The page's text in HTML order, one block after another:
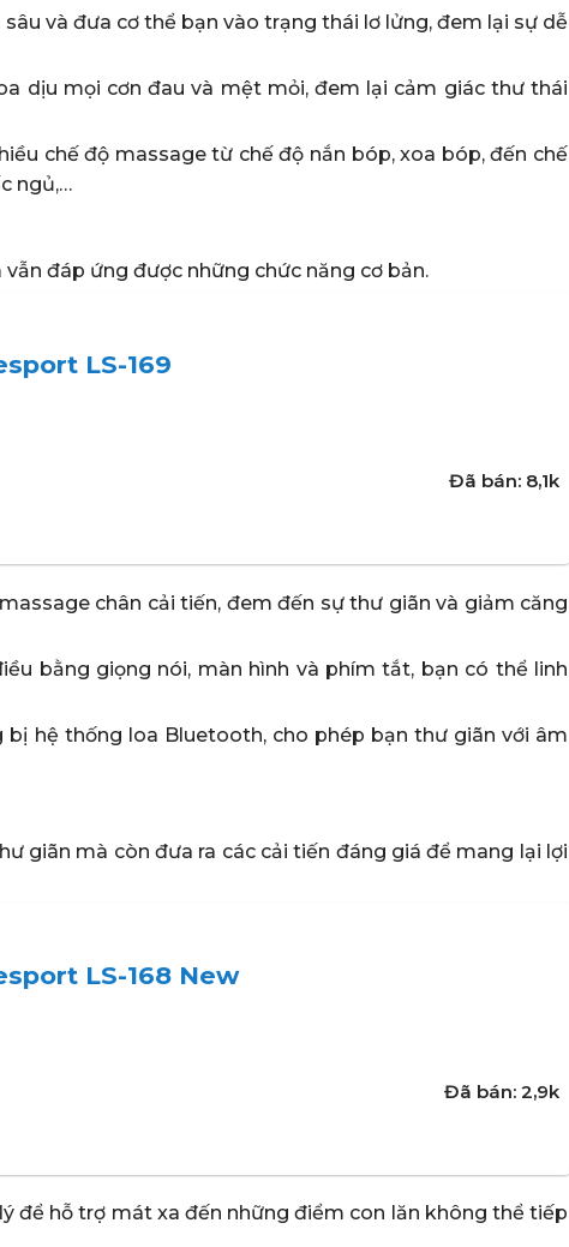
sâu và đưa cơ thể bạn vào trạng thái lơ lửng, đem lại sự dễ
dịu mọi cơn đau và mệt mỏi, đem lại cảm giác thư thái
chế độ massage từ chế độ nắn bóp, xoa bóp, đến chế
ngủ,…
đáp ứng được những chức năng cơ bản.
LS-169
Đã bán: 8,1k
chân cải tiến, đem đến sự thư giãn và giảm căng
bằng giọng nói, màn hình và phím tắt, bạn có thể linh
bị hệ thống loa Bluetooth, cho phép bạn thư giãn với âm
giãn mà còn đưa ra các cải tiến đáng giá để mang lại lợi
LS-168 New
Đã bán: 2,9k
để hỗ trợ mát xa đến những điểm con lăn không thể tiếp